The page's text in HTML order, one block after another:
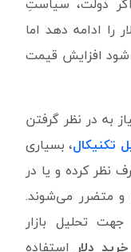
را ادامه دهد اما
شود افزایش قیمت
به در نظر گرفتن
تکنیکال، بسیاری
نظر کرده و یا در
و متضرر می‌شوند.
تحلیل بازار
دلاراستفاده